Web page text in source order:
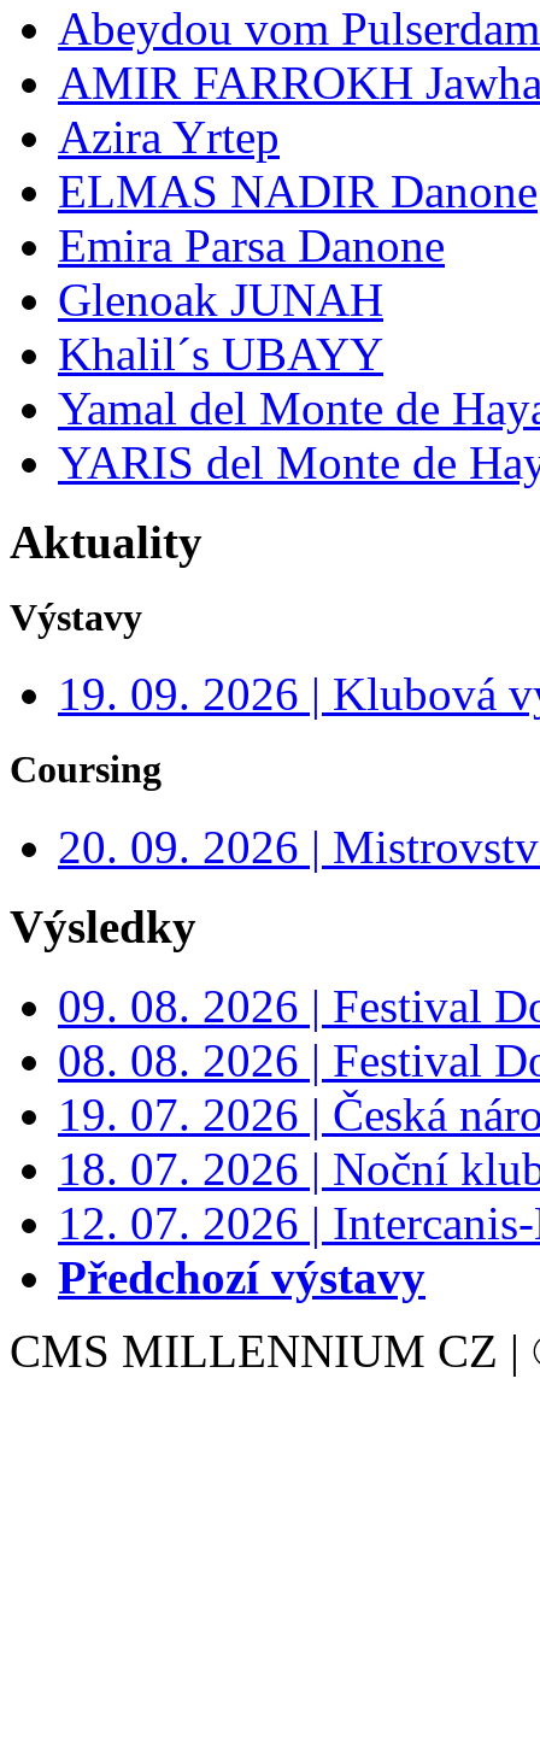
Abeydou vom
AMIR FARROKH
Azira Yrtep
ELMAS NADIR Danone
Emira Parsa Danone
Glenoak JUNAH
Khalil´s UBAYY
Yamal del Monte de
YARIS del Monte de
Aktuality
Výstavy
19. 09. 2026 | Klubová
Coursing
20. 09. 2026 |
Výsledky
09. 08. 2026 | Festival
08. 08. 2026 | Festival
19. 07. 2026 | Česká
18. 07. 2026 | Noční
12. 07. 2026 |
Předchozí výstavy
CMS MILLENNIUM CZ |